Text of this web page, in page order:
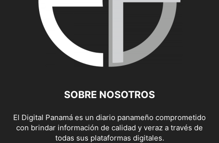
SOBRE NOSOTROS
El Digital Panamá es un diario panameño comprometido
con brindar información de calidad y veraz a través de
todas sus plataformas digitales.